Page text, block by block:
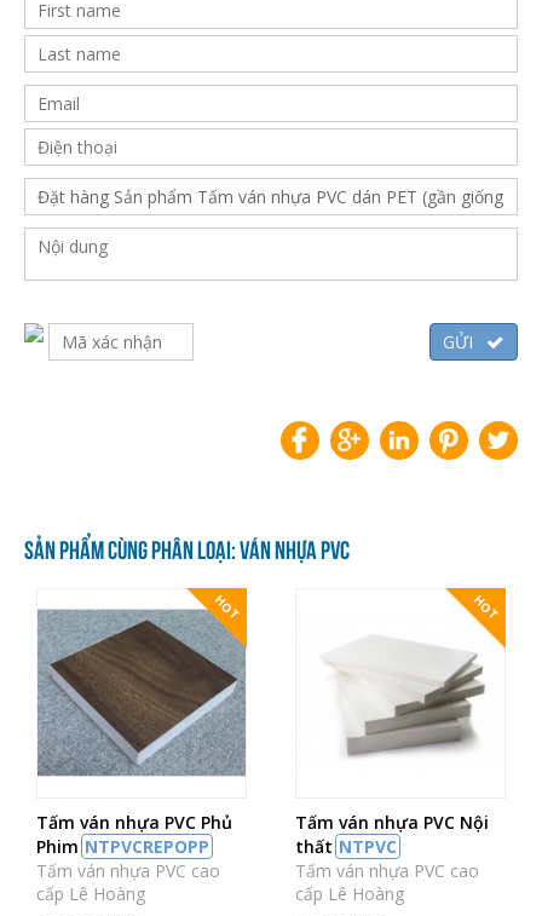
SẢN PHẨM CÙNG PHÂN LOẠI: VÁN NHỰA PVC
HOT
Tấm ván nhựa PVC Phủ
Phim NTPVCREPOPP
Tấm ván nhựa PVC cao
cấp Lê Hoàng
HOT
Tấm ván nhựa PVC Nội
thất NTPVC
Tấm ván nhựa PVC cao
cấp Lê Hoàng